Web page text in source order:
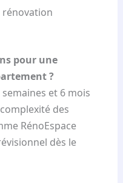
pour une
?
et 6 mois
des
RénoEspace
dès le